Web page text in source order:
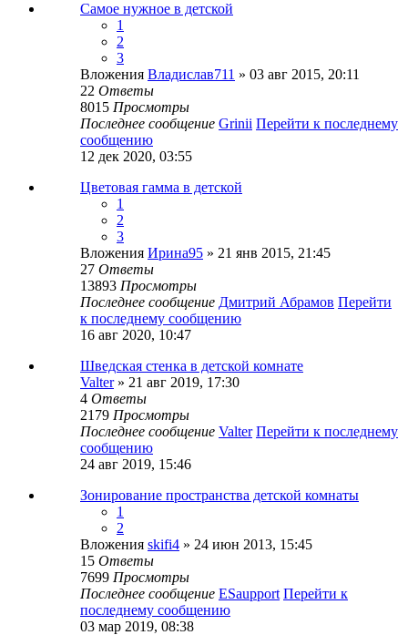
Самое нужное в детской
1
2
3
Вложения Владислав711 » 03 авг 2015, 20:11
22 Ответы
8015 Просмотры
Последнее сообщение Grinii Перейти к последнему
сообщению
12 дек 2020, 03:55
Цветовая гамма в детской
1
2
3
Вложения Ирина95 » 21 янв 2015, 21:45
27 Ответы
13893 Просмотры
Последнее сообщение Дмитрий Абрамов Перейти
к последнему сообщению
16 авг 2020, 10:47
Шведская стенка в детской комнате
Valter» 21 авг 2019, 17:30
4 Ответы
2179 Просмотры
Последнее сообщение Valter Перейти к последнему
сообщению
24 авг 2019, 15:46
Зонирование пространства детской комнаты
1
2
Вложения skifi4 » 24 июн 2013, 15:45
15 Ответы
7699 Просмотры
Последнее сообщение ESaupport Перейти к
последнему сообщению
03 мар 2019, 08:38